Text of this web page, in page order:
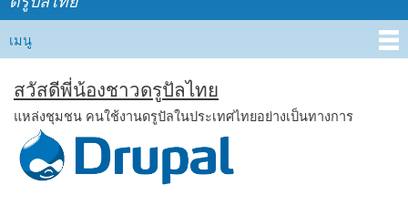
Main menu
เมนู
สวัสดีพี่น้องชาวดรูปัลไทย
แหล่งชุมชน คนใช้งานดรูปัลในประเทศไทยอย่างเป็นทางการ